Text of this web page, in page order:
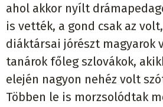
ahol akkor nyílt
is vették, a gond csak az
diáktársai jórészt magyarok
tanárok főleg szlovákok,
elején nagyon nehéz volt
Többen le is morzsolódtak